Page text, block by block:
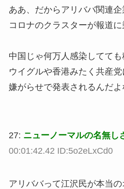
ああ、だからアリババ関連
コロナのクラスターが報道
中国じゃ何万人感染してて
ウイグルや香港みたく共産党
嫌がらせで発表されるんだよ
27: ニューノーマルの名無し
00:01:42.42 ID:5o2eLxCd0
アリババって江沢民が本当の